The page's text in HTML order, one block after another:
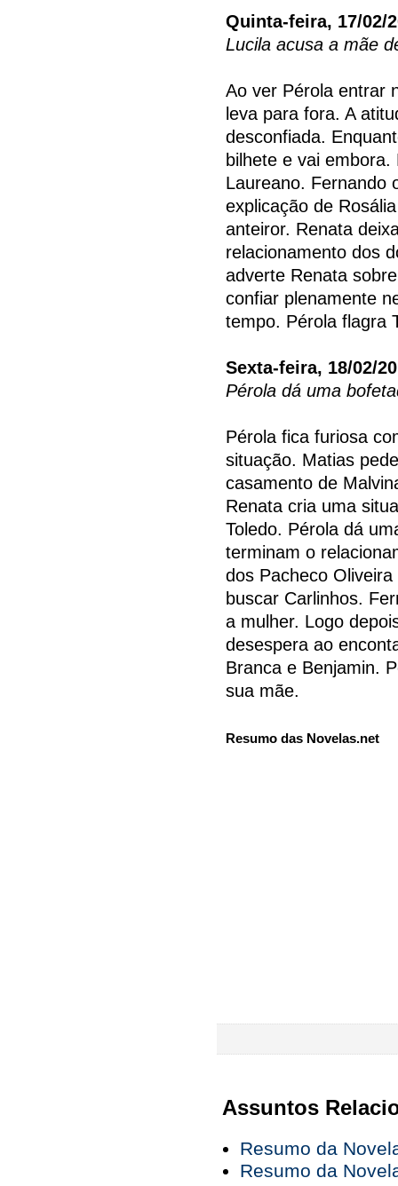
Quinta-feira, 17/02/
Lucila acusa a mãe
Ao ver Pérola entrar
leva para fora. A
desconfiada.
bilhete e vai
Laureano. Fernando
explicação de
anteiror. Renata
relacionamento dos
adverte Renata
confiar plenamente
tempo. Pérola flagra
Sexta-feira, 18/02/
Pérola dá uma
Pérola fica furiosa
situação. Matias
casamento de
Renata cria uma
Toledo. Pérola dá
terminam o
dos Pacheco
buscar Carlinhos.
a mulher. Logo
desespera ao
Branca e Benjamin.
sua mãe.
Resumo das Novelas.net
Assuntos
Resumo da
Resumo da